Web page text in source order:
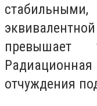
превышает
отчуждения